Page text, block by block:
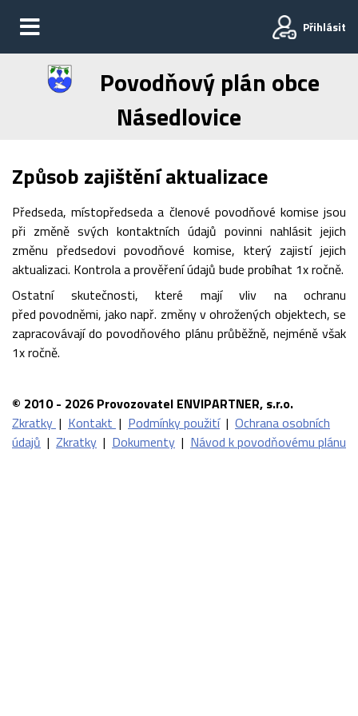
Přihlásit
Povodňový plán obce
Násedlovice
Způsob zajištění aktualizace
Předseda, místopředseda a členové povodňové komise jsou
při změně svých kontaktních údajů povinni nahlásit jejich
změnu předsedovi povodňové komise, který zajistí jejich
aktualizaci. Kontrola a prověření údajů bude probíhat 1x ročně.
Ostatní skutečnosti, které mají vliv na ochranu
před povodněmi, jako např. změny v ohrožených objektech, se
zapracovávají do povodňového plánu průběžně, nejméně však
1x ročně.
© 2010 - 2026 Provozovatel ENVIPARTNER, s.r.o.
Zkratky | Kontakt | Podmínky použití | Ochrana osobních
údajů | Zkratky | Dokumenty | Návod k povodňovému plánu